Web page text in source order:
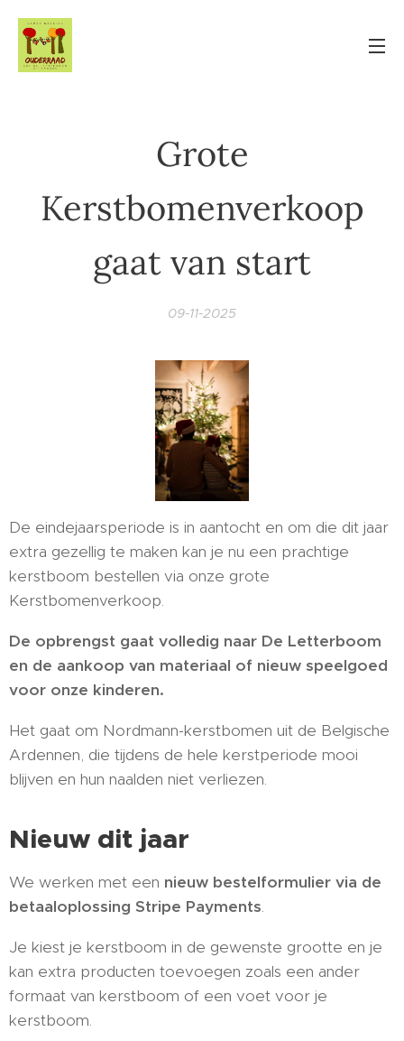
Grote
Kerstbomenverkoop
gaat van start
09-11-2025
De eindejaarsperiode is in aantocht en om die dit jaar
extra gezellig te maken kan je nu een prachtige
kerstboom bestellen via onze grote
Kerstbomenverkoop.
De opbrengst gaat volledig naar De Letterboom
en de aankoop van materiaal of nieuw speelgoed
voor onze kinderen.
Het gaat om Nordmann-kerstbomen uit de Belgische
Ardennen, die tijdens de hele kerstperiode mooi
blijven en hun naalden niet verliezen.
Nieuw dit jaar
We werken met een nieuw bestelformulier via de
betaaloplossing Stripe Payments.
Je kiest je kerstboom in de gewenste grootte en je
kan extra producten toevoegen zoals een ander
formaat van kerstboom of een voet voor je
kerstboom.